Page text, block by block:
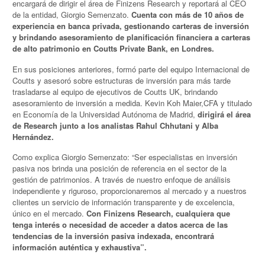
encargará de dirigir el área de Finizens Research y reportará al CEO
de la entidad, Giorgio Semenzato.Cuenta con más de 10 años de
experiencia en banca privada, gestionando carteras de inversión
y brindando asesoramiento de planificación financiera a carteras
de alto patrimonio en Coutts Private Bank, en Londres.
En sus posiciones anteriores, formó parte del equipo Internacional de
Coutts y asesoró sobre estructuras de inversión para más tarde
trasladarse al equipo de ejecutivos de Coutts UK, brindando
asesoramiento de inversión a medida. Kevin Koh Maier,CFA y titulado
en Economía de la Universidad Autónoma de Madrid,dirigirá el área
de Research junto a los analistas Rahul Chhutani y Alba
Hernández.
Como explica Giorgio Semenzato: “Ser especialistas en inversión
pasiva nos brinda una posición de referencia en el sector de la
gestión de patrimonios. A través de nuestro enfoque de análisis
independiente y riguroso, proporcionaremos al mercado y a nuestros
clientes un servicio de información transparente y de excelencia,
único en el mercado.Con Finizens Research, cualquiera que
tenga interés o necesidad de acceder a datos acerca de las
tendencias de la inversión pasiva indexada, encontrará
información auténtica y exhaustiva”.